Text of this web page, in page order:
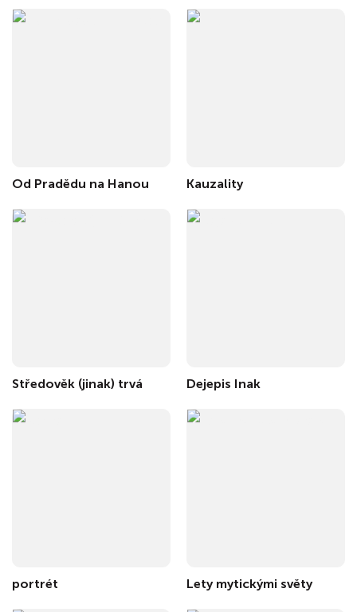
Od Pradědu na Hanou Kauzality
Středověk (jinak) trvá Dejepis Inak
portrét Lety mytickými světy